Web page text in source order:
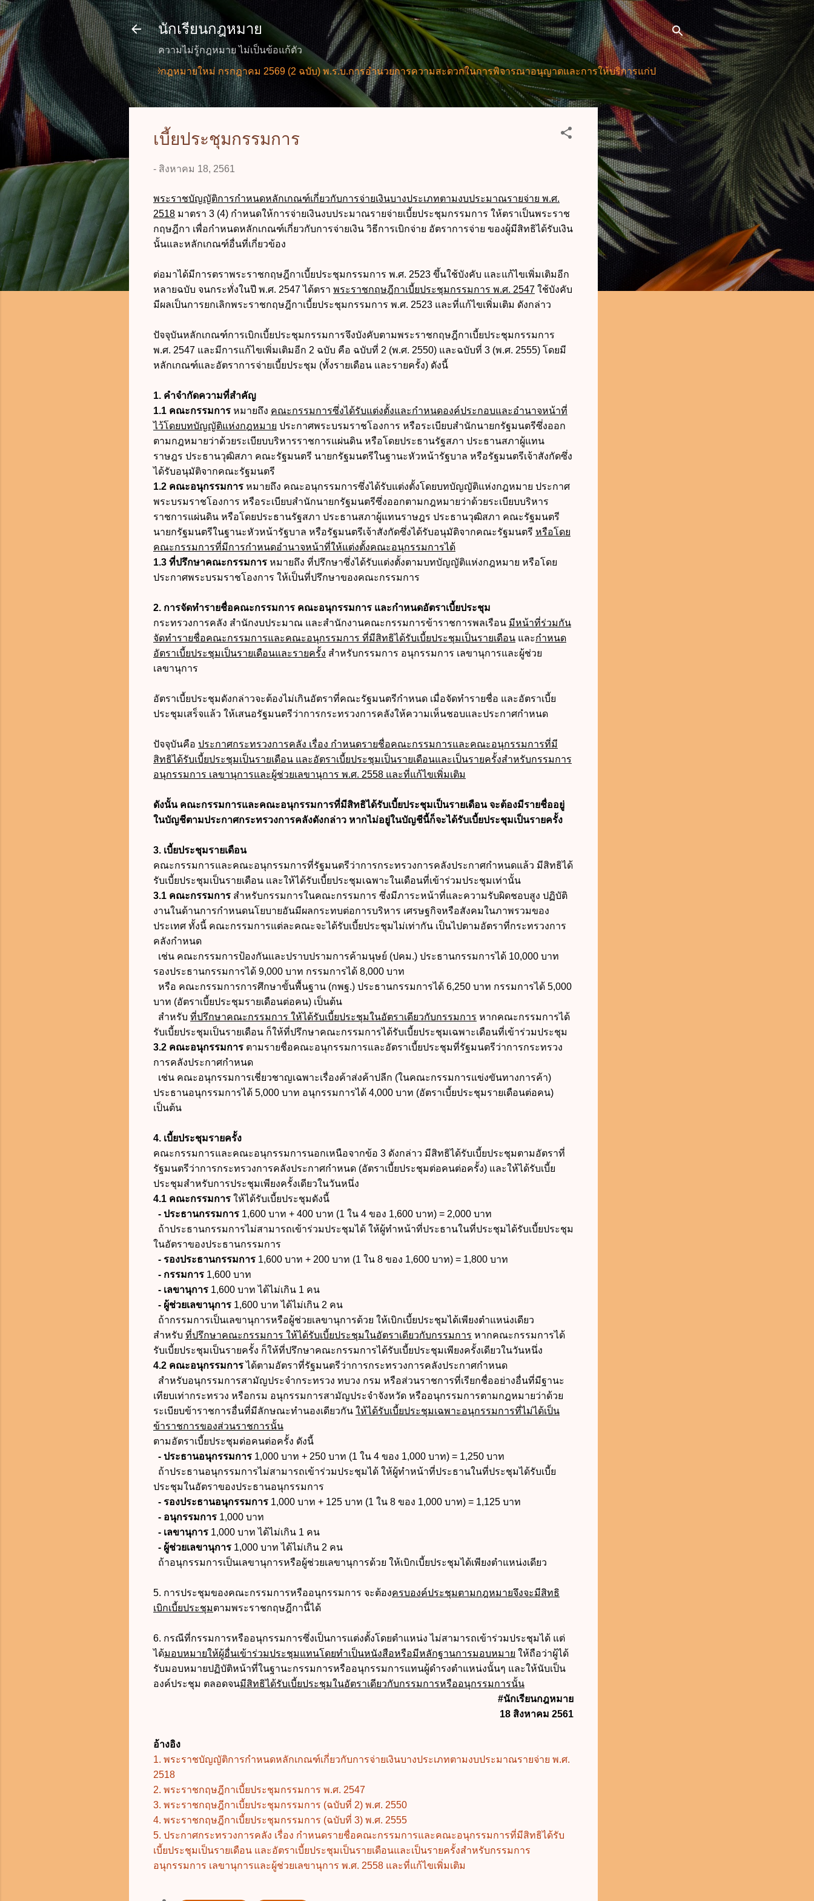
ข้ามไปที่เนื้อหาหลัก
นักเรียนกฎหมาย
ความไม่รู้กฎหมาย ไม่เป็นข้อแก้ตัว
📢กฎหมายใหม่ กรกฎาคม 2569 (2 ฉบับ) พ.ร.บ.การอำนวยการความสะดวกในการพิจารณาอนุญาตและการให้บริการแก่ประชาชน พ.ศ. 2569 , พ.ร.บ.โอนงบประมาณรา
เบี้ยประชุมกรรมการ
- สิงหาคม 18, 2561
พระราชบัญญัติการกำหนดหลักเกณฑ์เกี่ยวกับการจ่ายเงินบางประเภทตามงบประมาณรายจ่าย พ.ศ.
2518 มาตรา 3 (4) กำหนดให้การจ่ายเงินงบประมาณรายจ่ายเบี้ยประชุมกรรมการ ให้ตราเป็นพระราช
กฤษฎีกา เพื่อกำหนดหลักเกณฑ์เกี่ยวกับการจ่ายเงิน วิธีการเบิกจ่าย อัตราการจ่าย ของผู้มีสิทธิได้รับเงิน
นั้นและหลักเกณฑ์อื่นที่เกี่ยวข้อง
ต่อมาได้มีการตราพระราชกฤษฎีกาเบี้ยประชุมกรรมการ พ.ศ. 2523 ขึ้นใช้บังคับ และแก้ไขเพิ่มเติมอีก
หลายฉบับ จนกระทั่งในปี พ.ศ. 2547 ได้ตรา พระราชกฤษฎีกาเบี้ยประชุมกรรมการ พ.ศ. 2547 ใช้บังคับ
มีผลเป็นการยกเลิกพระราชกฤษฎีกาเบี้ยประชุมกรรมการ พ.ศ. 2523 และที่แก้ไขเพิ่มเติม ดังกล่าว
ปัจจุบันหลักเกณฑ์การเบิกเบี้ยประชุมกรรมการจึงบังคับตามพระราชกฤษฎีกาเบี้ยประชุมกรรมการ
พ.ศ. 2547 และมีการแก้ไขเพิ่มเติมอีก 2 ฉบับ คือ ฉบับที่ 2 (พ.ศ. 2550) และฉบับที่ 3 (พ.ศ. 2555) โดยมี
หลักเกณฑ์และอัตราการจ่ายเบี้ยประชุม (ทั้งรายเดือน และรายครั้ง) ดังนี้
1. คำจำกัดความที่สำคัญ
1.1 คณะกรรมการ หมายถึง คณะกรรมการซึ่งได้รับแต่งตั้งและกำหนดองค์ประกอบและอำนาจหน้าที่
ไว้โดยบทบัญญัติแห่งกฎหมาย ประกาศพระบรมราชโองการ หรือระเบียบสำนักนายกรัฐมนตรีซึ่งออก
ตามกฎหมายว่าด้วยระเบียบบริหารราชการแผ่นดิน หรือโดยประธานรัฐสภา ประธานสภาผู้แทน
ราษฎร ประธานวุฒิสภา คณะรัฐมนตรี นายกรัฐมนตรีในฐานะหัวหน้ารัฐบาล หรือรัฐมนตรีเจ้าสังกัดซึ่ง
ได้รับอนุมัติจากคณะรัฐมนตรี
1.2 คณะอนุกรรมการ หมายถึง คณะอนุกรรมการซึ่งได้รับแต่งตั้งโดยบทบัญญัติแห่งกฎหมาย ประกาศ
พระบรมราชโองการ หรือระเบียบสำนักนายกรัฐมนตรีซึ่งออกตามกฎหมายว่าด้วยระเบียบบริหาร
ราชการแผ่นดิน หรือโดยประธานรัฐสภา ประธานสภาผู้แทนราษฎร ประธานวุฒิสภา คณะรัฐมนตรี
นายกรัฐมนตรีในฐานะหัวหน้ารัฐบาล หรือรัฐมนตรีเจ้าสังกัดซึ่งได้รับอนุมัติจากคณะรัฐมนตรี หรือโดย
คณะกรรมการที่มีการกำหนดอำนาจหน้าที่ให้แต่งตั้งคณะอนุกรรมการได้
1.3 ที่ปรึกษาคณะกรรมการ หมายถึง ที่ปรึกษาซึ่งได้รับแต่งตั้งตามบทบัญญัติแห่งกฎหมาย หรือโดย
ประกาศพระบรมราชโองการ ให้เป็นที่ปรึกษาของคณะกรรมการ
2. การจัดทำรายชื่อคณะกรรมการ คณะอนุกรรมการ และกำหนดอัตราเบี้ยประชุม
กระทรวงการคลัง สำนักงบประมาณ และสำนักงานคณะกรรมการข้าราชการพลเรือน มีหน้าที่ร่วมกัน
จัดทำรายชื่อคณะกรรมการและคณะอนุกรรมการ ที่มีสิทธิได้รับเบี้ยประชุมเป็นรายเดือน และกำหนด
อัตราเบี้ยประชุมเป็นรายเดือนและรายครั้ง สำหรับกรรมการ อนุกรรมการ เลขานุการและผู้ช่วย
เลขานุการ
อัตราเบี้ยประชุมดังกล่าวจะต้องไม่เกินอัตราที่คณะรัฐมนตรีกำหนด เมื่อจัดทำรายชื่อ และอัตราเบี้ย
ประชุมเสร็จแล้ว ให้เสนอรัฐมนตรีว่าการกระทรวงการคลังให้ความเห็นชอบและประกาศกำหนด
ปัจจุบันคือ ประกาศกระทรวงการคลัง เรื่อง กำหนดรายชื่อคณะกรรมการและคณะอนุกรรมการที่มี
สิทธิได้รับเบี้ยประชุมเป็นรายเดือน และอัตราเบี้ยประชุมเป็นรายเดือนและเป็นรายครั้งสำหรับกรรมการ
อนุกรรมการ เลขานุการและผู้ช่วยเลขานุการ พ.ศ. 2558 และที่แก้ไขเพิ่มเติม
ดังนั้น คณะกรรมการและคณะอนุกรรมการที่มีสิทธิได้รับเบี้ยประชุมเป็นรายเดือน จะต้องมีรายชื่ออยู่
ในบัญชีตามประกาศกระทรวงการคลังดังกล่าว หากไม่อยู่ในบัญชีนี้ก็จะได้รับเบี้ยประชุมเป็นรายครั้ง
3. เบี้ยประชุมรายเดือน
คณะกรรมการและคณะอนุกรรมการที่รัฐมนตรีว่าการกระทรวงการคลังประกาศกำหนดแล้ว มีสิทธิได้
รับเบี้ยประชุมเป็นรายเดือน และให้ได้รับเบี้ยประชุมเฉพาะในเดือนที่เข้าร่วมประชุมเท่านั้น
3.1 คณะกรรมการ สำหรับกรรมการในคณะกรรมการ ซึ่งมีภาระหน้าที่และความรับผิดชอบสูง ปฏิบัติ
งานในด้านการกำหนดนโยบายอันมีผลกระทบต่อการบริหาร เศรษฐกิจหรือสังคมในภาพรวมของ
ประเทศ ทั้งนี้ คณะกรรมการแต่ละคณะจะได้รับเบี้ยประชุมไม่เท่ากัน เป็นไปตามอัตราที่กระทรวงการ
คลังกำหนด
เช่น คณะกรรมการป้องกันและปราบปรามการค้ามนุษย์ (ปคม.) ประธานกรรมการได้ 10,000 บาท
รองประธานกรรมการได้ 9,000 บาท กรรมการได้ 8,000 บาท
หรือ คณะกรรมการการศึกษาขั้นพื้นฐาน (กพฐ.) ประธานกรรมการได้ 6,250 บาท กรรมการได้ 5,000
บาท (อัตราเบี้ยประชุมรายเดือนต่อคน) เป็นต้น
สำหรับ ที่ปรึกษาคณะกรรมการ ให้ได้รับเบี้ยประชุมในอัตราเดียวกับกรรมการ หากคณะกรรมการได้
รับเบี้ยประชุมเป็นรายเดือน ก็ให้ที่ปรึกษาคณะกรรมการได้รับเบี้ยประชุมเฉพาะเดือนที่เข้าร่วมประชุม
3.2 คณะอนุกรรมการ ตามรายชื่อคณะอนุกรรมการและอัตราเบี้ยประชุมที่รัฐมนตรีว่าการกระทรวง
การคลังประกาศกำหนด
เช่น คณะอนุกรรมการเชี่ยวชาญเฉพาะเรื่องค้าส่งค้าปลีก (ในคณะกรรมการแข่งขันทางการค้า)
ประธานอนุกรรมการได้ 5,000 บาท อนุกรรมการได้ 4,000 บาท (อัตราเบี้ยประชุมรายเดือนต่อคน)
เป็นต้น
4. เบี้ยประชุมรายครั้ง
คณะกรรมการและคณะอนุกรรมการนอกเหนือจากข้อ 3 ดังกล่าว มีสิทธิได้รับเบี้ยประชุมตามอัตราที่
รัฐมนตรีว่าการกระทรวงการคลังประกาศกำหนด (อัตราเบี้ยประชุมต่อคนต่อครั้ง) และให้ได้รับเบี้ย
ประชุมสำหรับการประชุมเพียงครั้งเดียวในวันหนึ่ง
4.1 คณะกรรมการ ให้ได้รับเบี้ยประชุมดังนี้
- ประธานกรรมการ 1,600 บาท + 400 บาท (1 ใน 4 ของ 1,600 บาท) = 2,000 บาท
ถ้าประธานกรรมการไม่สามารถเข้าร่วมประชุมได้ ให้ผู้ทำหน้าที่ประธานในที่ประชุมได้รับเบี้ยประชุม
ในอัตราของประธานกรรมการ
- รองประธานกรรมการ 1,600 บาท + 200 บาท (1 ใน 8 ของ 1,600 บาท) = 1,800 บาท
- กรรมการ 1,600 บาท
- เลขานุการ 1,600 บาท ได้ไม่เกิน 1 คน
- ผู้ช่วยเลขานุการ 1,600 บาท ได้ไม่เกิน 2 คน
ถ้ากรรมการเป็นเลขานุการหรือผู้ช่วยเลขานุการด้วย ให้เบิกเบี้ยประชุมได้เพียงตำแหน่งเดียว
สำหรับ ที่ปรึกษาคณะกรรมการ ให้ได้รับเบี้ยประชุมในอัตราเดียวกับกรรมการ หากคณะกรรมการได้
รับเบี้ยประชุมเป็นรายครั้ง ก็ให้ที่ปรึกษาคณะกรรมการได้รับเบี้ยประชุมเพียงครั้งเดียวในวันหนึ่ง
4.2 คณะอนุกรรมการได้ตามอัตราที่รัฐมนตรีว่าการกระทรวงการคลังประกาศกำหนด
สำหรับอนุกรรมการสามัญประจำกระทรวง ทบวง กรม หรือส่วนราชการที่เรียกชื่ออย่างอื่นที่มีฐานะ
เทียบเท่ากระทรวง หรือกรม อนุกรรมการสามัญประจำจังหวัด หรืออนุกรรมการตามกฎหมายว่าด้วย
ระเบียบข้าราชการอื่นที่มีลักษณะทำนองเดียวกัน ให้ได้รับเบี้ยประชุมเฉพาะอนุกรรมการที่ไม่ได้เป็น
ข้าราชการของส่วนราชการนั้น
ตามอัตราเบี้ยประชุมต่อคนต่อครั้ง ดังนี้
- ประธานอนุกรรมการ 1,000 บาท + 250 บาท (1 ใน 4 ของ 1,000 บาท) = 1,250 บาท
ถ้าประธานอนุกรรมการไม่สามารถเข้าร่วมประชุมได้ ให้ผู้ทำหน้าที่ประธานในที่ประชุมได้รับเบี้ย
ประชุมในอัตราของประธานอนุกรรมการ
- รองประธานอนุกรรมการ 1,000 บาท + 125 บาท (1 ใน 8 ของ 1,000 บาท) = 1,125 บาท
- อนุกรรมการ 1,000 บาท
- เลขานุการ 1,000 บาท ได้ไม่เกิน 1 คน
- ผู้ช่วยเลขานุการ 1,000 บาท ได้ไม่เกิน 2 คน
ถ้าอนุกรรมการเป็นเลขานุการหรือผู้ช่วยเลขานุการด้วย ให้เบิกเบี้ยประชุมได้เพียงตำแหน่งเดียว
5. การประชุมของคณะกรรมการหรืออนุกรรมการ จะต้องครบองค์ประชุมตามกฎหมายจึงจะมีสิทธิ
เบิกเบี้ยประชุมตามพระราชกฤษฎีกานี้ได้
6. กรณีที่กรรมการหรืออนุกรรมการซึ่งเป็นการแต่งตั้งโดยตำแหน่ง ไม่สามารถเข้าร่วมประชุมได้ แต่
ได้มอบหมายให้ผู้อื่นเข้าร่วมประชุมแทนโดยทำเป็นหนังสือหรือมีหลักฐานการมอบหมาย ให้ถือว่าผู้ได้
รับมอบหมายปฏิบัติหน้าที่ในฐานะกรรมการหรืออนุกรรมการแทนผู้ดำรงตำแหน่งนั้นๆ และให้นับเป็น
องค์ประชุม ตลอดจนมีสิทธิได้รับเบี้ยประชุมในอัตราเดียวกับกรรมการหรืออนุกรรมการนั้น
#นักเรียนกฎหมาย
18 สิงหาคม 2561
อ้างอิง
1. พระราชบัญญัติการกำหนดหลักเกณฑ์เกี่ยวกับการจ่ายเงินบางประเภทตามงบประมาณรายจ่าย พ.ศ.
2518
2. พระราชกฤษฎีกาเบี้ยประชุมกรรมการ พ.ศ. 2547
3. พระราชกฤษฎีกาเบี้ยประชุมกรรมการ (ฉบับที่ 2) พ.ศ. 2550
4. พระราชกฤษฎีกาเบี้ยประชุมกรรมการ (ฉบับที่ 3) พ.ศ. 2555
5. ประกาศกระทรวงการคลัง เรื่อง กำหนดรายชื่อคณะกรรมการและคณะอนุกรรมการที่มีสิทธิได้รับ
เบี้ยประชุมเป็นรายเดือน และอัตราเบี้ยประชุมเป็นรายเดือนและเป็นรายครั้งสำหรับกรรมการ
อนุกรรมการ เลขานุการและผู้ช่วยเลขานุการ พ.ศ. 2558 และที่แก้ไขเพิ่มเติม